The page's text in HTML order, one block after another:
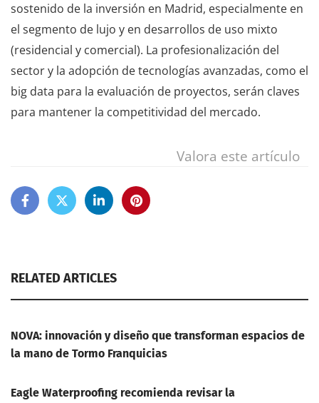
sostenido de la inversión en Madrid, especialmente en
el segmento de lujo y en desarrollos de uso mixto
(residencial y comercial). La profesionalización del
sector y la adopción de tecnologías avanzadas, como el
big data para la evaluación de proyectos, serán claves
para mantener la competitividad del mercado.
Valora este artículo
RELATED ARTICLES
NOVA: innovación y diseño que transforman espacios de
la mano de Tormo Franquicias
Eagle Waterproofing recomienda revisar la